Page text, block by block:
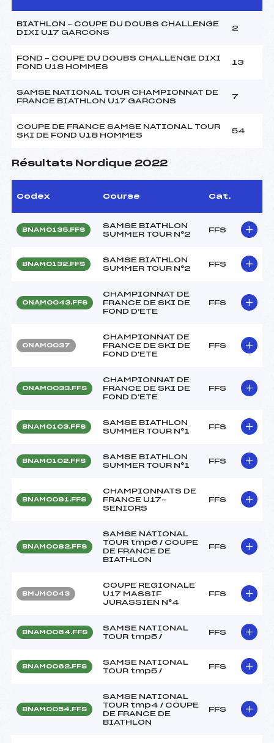
BIATHLON – COUPE DU DOUBS CHALLENGE
DIXI U17 GARCONS
2
FOND – COUPE DU DOUBS CHALLENGE DIXI
FOND U18 HOMMES
13
SAMSE NATIONAL TOUR CHAMPIONNAT DE
FRANCE BIATHLON U17 GARCONS
7
COUPE DE FRANCE SAMSE NATIONAL TOUR
SKI DE FOND U18 HOMMES
54
Résultats Nordique 2022
Codex Course Cat.
BNAM0135.FFS
SAMSE BIATHLON
SUMMER TOUR N°2
FFS
BNAM0132.FFS
SAMSE BIATHLON
SUMMER TOUR N°2
FFS
ONAM0043.FFS
CHAMPIONNAT DE
FRANCE DE SKI DE
FOND D'ETE
FFS
ONAM0037
CHAMPIONNAT DE
FRANCE DE SKI DE
FOND D'ETE
FFS
ONAM0033.FFS
CHAMPIONNAT DE
FRANCE DE SKI DE
FOND D'ETE
FFS
BNAM0103.FFS
SAMSE BIATHLON
SUMMER TOUR N°1
FFS
BNAM0102.FFS
SAMSE BIATHLON
SUMMER TOUR N°1
FFS
BNAM0091.FFS
CHAMPIONNATS DE
FRANCE U17-
SENIORS
FFS
BNAM0082.FFS
SAMSE NATIONAL
TOUR tmp6 / COUPE
DE FRANCE DE
BIATHLON
FFS
BMJM0043
COUPE REGIONALE
U17 MASSIF
JURASSIEN N°4
FFS
BNAM0064.FFS
SAMSE NATIONAL
TOUR tmp5 /
FFS
BNAM0062.FFS
SAMSE NATIONAL
TOUR tmp5 /
FFS
BNAM0054.FFS
SAMSE NATIONAL
TOUR tmp4 / COUPE
DE FRANCE DE
BIATHLON
FFS